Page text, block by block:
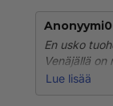
En usko
Venäjällä on
Suomeen
Lue lisää